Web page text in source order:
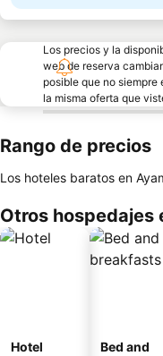
Los precios y la
web de reserva
posible que no
la misma oferta que
Rango de precios
Los hoteles baratos en
Otros hospedajes
Hotel
Bed and